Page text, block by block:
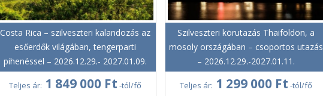
Costa Rica – szilveszteri kalandozás az
esőerdők világában, tengerparti
pihenéssel – 2026.12.29.- 2027.01.09.
Teljes ár: 1 849 000 Ft -tól/fő
Szilveszteri körutazás Thaiföldön, a
mosoly országában – csoportos utazás
– 2026.12.29.-2027.01.11.
Teljes ár: 1 299 000 Ft -tól/fő